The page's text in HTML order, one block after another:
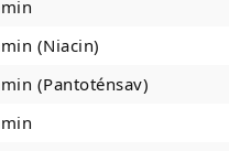
(Niacin)
(Pantoténsav)